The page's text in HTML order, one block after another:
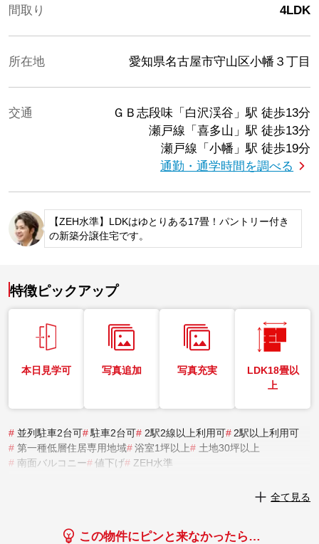
間取り 4LDK
所在地 愛知県名古屋市守山区小幡３丁目
交通 ＧＢ志段味「白沢渓谷」駅 徒歩13分
瀬戸線「喜多山」駅 徒歩13分
瀬戸線「小幡」駅 徒歩19分
通勤・通学時間を調べる
【ZEH水準】LDKはゆとりある17畳！パントリー付き
の新築分譲住宅です。
特徴ピックアップ
本日見学可 写真追加 写真充実
LDK18畳以
上
# 並列駐車2台可# 駐車2台可# 2駅2線以上利用可# 2駅以上利用可
# 第一種低層住居専用地域# 浴室1坪以上# 土地30坪以上
# 南面バルコニー# 値下げ# ZEH水準
実際にこの物件を見学してみませんか？
実際に見学してみる
全て見る
この物件にピンと来なかったら…